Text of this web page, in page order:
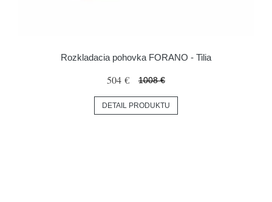
Rozkladacia pohovka FORANO - Tilia
504 € 1008 €
DETAIL PRODUKTU